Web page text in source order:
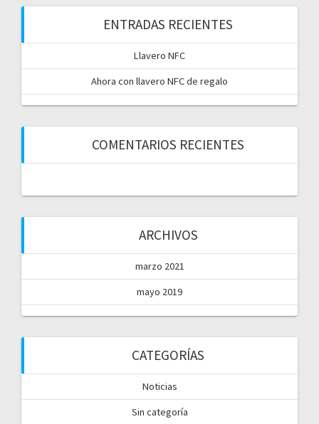
ENTRADAS RECIENTES
Llavero NFC
Ahora con llavero NFC de regalo
COMENTARIOS RECIENTES
ARCHIVOS
marzo 2021
mayo 2019
CATEGORÍAS
Noticias
Sin categoría